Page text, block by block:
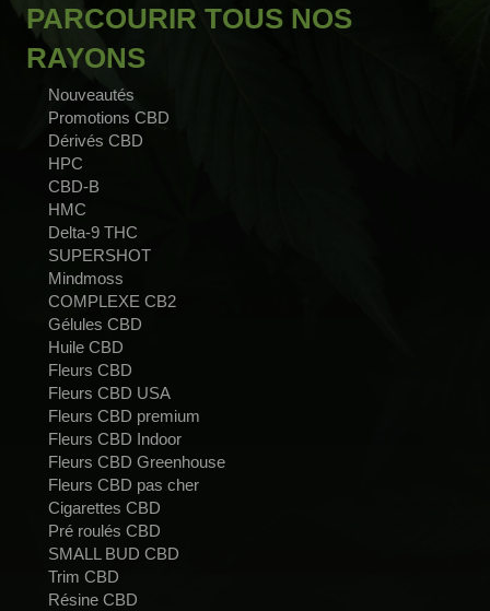
PARCOURIR TOUS NOS
RAYONS
Nouveautés
Promotions CBD
Dérivés CBD
HPC
CBD-B
HMC
Delta-9 THC
SUPERSHOT
Mindmoss
COMPLEXE CB2
Gélules CBD
Huile CBD
Fleurs CBD
Fleurs CBD USA
Fleurs CBD premium
Fleurs CBD Indoor
Fleurs CBD Greenhouse
Fleurs CBD pas cher
Cigarettes CBD
Pré roulés CBD
SMALL BUD CBD
Trim CBD
Résine CBD